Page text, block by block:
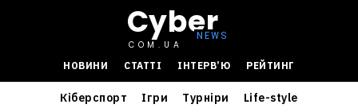
Cyber
COM.UA
НОВИНИ
СТАТТІ ІНТЕРВ’Ю РЕЙТИНГ
Кіберспорт Ігри Турніри Life-style